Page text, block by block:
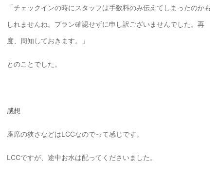
「チェックインの時にスタッフは手数料のみ伝えてしまったのかも
しれませんね。プラン確認せずに申し訳ございませんでした。再
度、周知しておきます。」
とのことでした。
感想
座席の狭さなどはLCCなのでって感じです。
LCCですが、途中お水は配ってくださいました。